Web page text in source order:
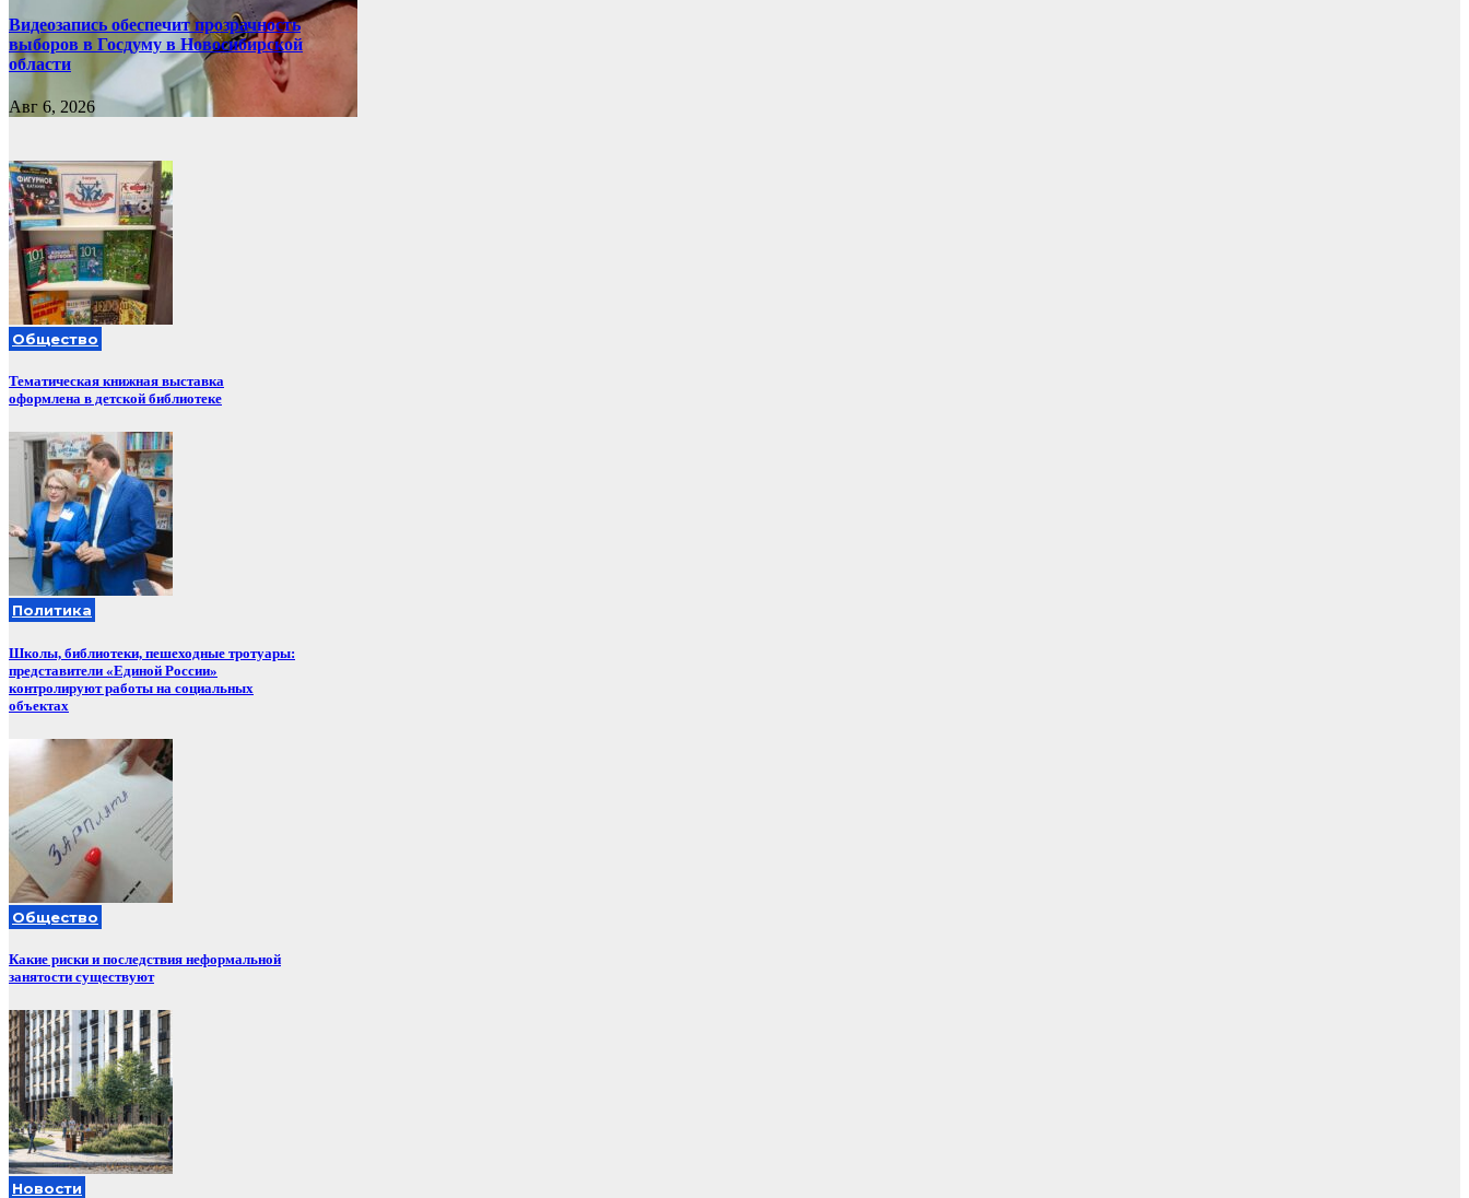
Видеозапись обеспечит прозрачность
выборов в Госдуму в Новосибирской
области
Авг 6, 2026
Общество
Тематическая книжная выставка
оформлена в детской библиотеке
Политика
Школы, библиотеки, пешеходные тротуары:
представители «Единой России»
контролируют работы на социальных
объектах
Общество
Какие риски и последствия неформальной
занятости существуют
Новости